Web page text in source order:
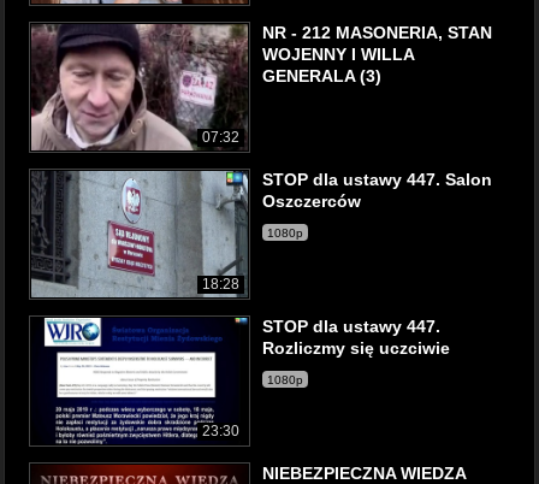
07:32
NR - 212 MASONERIA, STAN
WOJENNY I WILLA
GENERALA (3)
18:28
STOP dla ustawy 447. Salon
Oszczerców
1080p
23:30
STOP dla ustawy 447.
Rozliczmy się uczciwie
1080p
NIEBEZPIECZNA WIEDZA